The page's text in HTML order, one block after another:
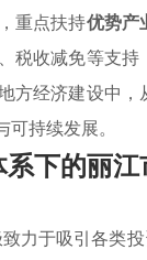
重点扶持优势产
税收减免等支
方经济建设中
持续发展。
下的丽
力于吸引各类